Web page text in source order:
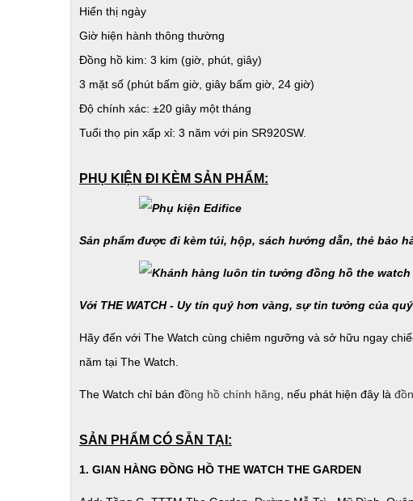
Hiển thị ngày
Giờ hiện hành thông thường
Đồng hồ kim: 3 kim (giờ, phút, giây)
3 mặt số (phút bấm giờ, giây bấm giờ, 24 giờ)
Độ chính xác: ±20 giây một tháng
Tuổi thọ pin xấp xỉ: 3 năm với pin SR920SW.
PHỤ KIỆN ĐI KÈM SẢN PHẨM:
Sản phẩm được đi kèm túi, hộp, sách hướng dẫn, thẻ bảo
Với THE WATCH - Uy tín quý hơn vàng, sự tin tưởng của
Hãy đến với The Watch cùng chiêm ngưỡng và sở hữu ngay
năm tại The Watch.
The Watch chỉ bán đồng hồ chính hãng , nếu phát hiện đây là
SẢN PHẨM CÓ SẴN TẠI:
1. GIAN HÀNG ĐỒNG HỒ THE WATCH THE GARDEN